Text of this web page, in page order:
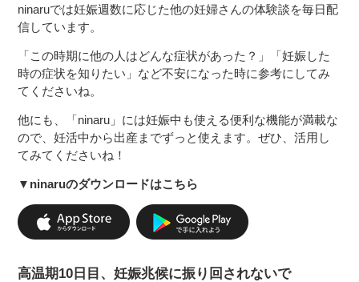
ninaruでは妊娠週数に応じた他の妊婦さんの体験談を毎日配
信しています。
「この時期に他の人はどんな症状があった？」「妊娠した
時の症状を知りたい」など不安になった時に参考にしてみ
てくださいね。
他にも、「ninaru」には妊娠中も使える便利な機能が満載な
ので、妊活中から出産までずっと使えます。ぜひ、活用し
てみてくださいね！
▼ninaruのダウンロードはこちら
高温期10日目、妊娠兆候に振り回されないで